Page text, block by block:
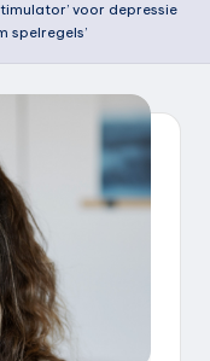
voor depressie
spelregels’